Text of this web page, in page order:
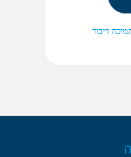
דיבור